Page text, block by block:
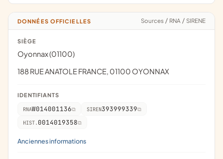
DONNÉES OFFICIELLES Sources / RNA / SIRENE
SIÈGE
Oyonnax (01100)
188 RUE ANATOLE FRANCE, 01100 OYONNAX
IDENTIFIANTS
RNAW014001136 SIREN393999339
HIST. 0014019358
Anciennes informations